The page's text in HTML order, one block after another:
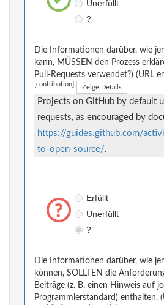
Unerfüllt
?
Die Informationen darüber, wie
kann, MÜSSEN den Prozess
Pull-Requests verwendet?) (URL
[contribution] Zeige Details
Projects on GitHub by default
requests, as encouraged by
https://guides.github.com/
to-open-source/.
Erfüllt
Unerfüllt
?
Die Informationen darüber, wie
können, SOLLTEN die
Beiträge (z. B. einen Hinweis auf
Programmierstandard) enthalten.